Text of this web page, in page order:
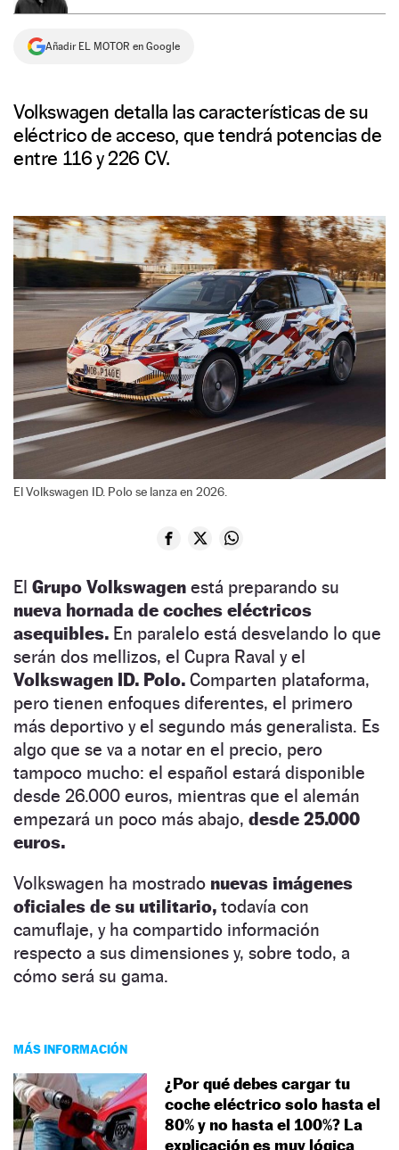
Añadir EL MOTOR en Google
Volkswagen detalla las características de su
eléctrico de acceso, que tendrá potencias de
entre 116 y 226 CV.
El Volkswagen ID. Polo se lanza en 2026.
El Grupo Volkswagen está preparando su
nueva hornada de coches eléctricos
asequibles. En paralelo está desvelando lo que
serán dos mellizos, el Cupra Raval y el
Volkswagen ID. Polo. Comparten plataforma,
pero tienen enfoques diferentes, el primero
más deportivo y el segundo más generalista. Es
algo que se va a notar en el precio, pero
tampoco mucho: el español estará disponible
desde 26.000 euros, mientras que el alemán
empezará un poco más abajo, desde 25.000
euros.
Volkswagen ha mostrado nuevas imágenes
oficiales de su utilitario, todavía con
camuflaje, y ha compartido información
respecto a sus dimensiones y, sobre todo, a
cómo será su gama.
MÁS INFORMACIÓN
¿Por qué debes cargar tu
coche eléctrico solo hasta el
80% y no hasta el 100%? La
explicación es muy lógica